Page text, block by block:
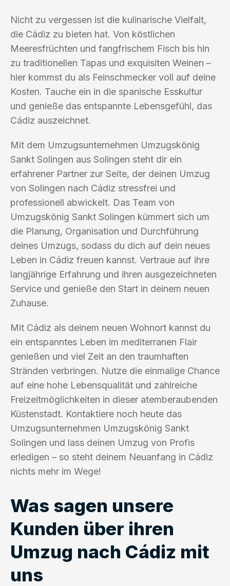
Nicht zu vergessen ist die kulinarische Vielfalt,
die Cádiz zu bieten hat. Von köstlichen
Meeresfrüchten und fangfrischem Fisch bis hin
zu traditionellen Tapas und exquisiten Weinen –
hier kommst du als Feinschmecker voll auf deine
Kosten. Tauche ein in die spanische Esskultur
und genieße das entspannte Lebensgefühl, das
Cádiz auszeichnet.
Mit dem Umzugsunternehmen Umzugskönig
Sankt Solingen aus Solingen steht dir ein
erfahrener Partner zur Seite, der deinen Umzug
von Solingen nach Cádiz stressfrei und
professionell abwickelt. Das Team von
Umzugskönig Sankt Solingen kümmert sich um
die Planung, Organisation und Durchführung
deines Umzugs, sodass du dich auf dein neues
Leben in Cádiz freuen kannst. Vertraue auf ihre
langjährige Erfahrung und ihren ausgezeichneten
Service und genieße den Start in deinem neuen
Zuhause.
Mit Cádiz als deinem neuen Wohnort kannst du
ein entspanntes Leben im mediterranen Flair
genießen und viel Zeit an den traumhaften
Stränden verbringen. Nutze die einmalige Chance
auf eine hohe Lebensqualität und zahlreiche
Freizeitmöglichkeiten in dieser atemberaubenden
Küstenstadt. Kontaktiere noch heute das
Umzugsunternehmen Umzugskönig Sankt
Solingen und lass deinen Umzug von Profis
erledigen – so steht deinem Neuanfang in Cádiz
nichts mehr im Wege!
Was sagen unsere
Kunden über ihren
Umzug nach Cádiz mit
uns